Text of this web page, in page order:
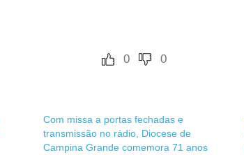
0 0
Com missa a portas fechadas e
transmissão no rádio, Diocese de
Campina Grande comemora 71 anos